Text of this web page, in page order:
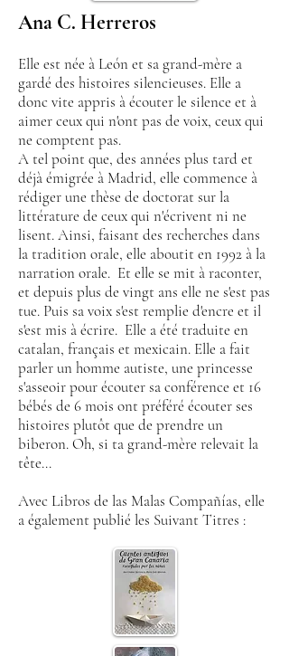
​Ana C. Herreros
Elle est née à León et sa grand-mère a
gardé des histoires silencieuses. Elle a
donc vite appris à écouter le silence et à
aimer ceux qui n'ont pas de voix, ceux qui
ne comptent pas.
A tel point que, des années plus tard et
déjà émigrée à Madrid, elle commence à
rédiger une thèse de doctorat sur la
littérature de ceux qui n'écrivent ni ne
lisent. Ainsi, faisant des recherches dans
la tradition orale, elle aboutit en 1992 à la
narration orale. Et elle se mit à raconter,
et depuis plus de vingt ans elle ne s'est pas
tue. Puis sa voix s'est remplie d'encre et il
s'est mis à écrire. Elle a été traduite en
catalan, français et mexicain. Elle a fait
parler un homme autiste, une princesse
s'asseoir pour écouter sa conférence et 16
bébés de 6 mois ont préféré écouter ses
histoires plutôt que de prendre un
biberon. Oh, si ta grand-mère relevait la
tête...
Avec Libros de las Malas Compañías, elle
a également publié les Suivant Titres :